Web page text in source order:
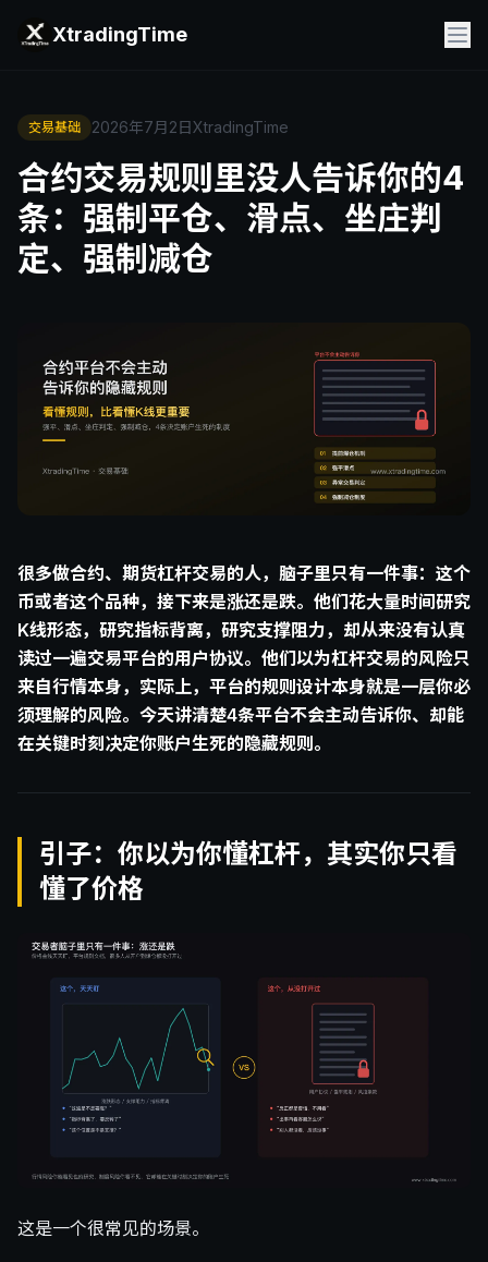
XtradingTime
交易基础 2026年7月2日XtradingTime
合约交易规则里没人告诉你的4
条：强制平仓、滑点、坐庄判
定、强制减仓
很多做合约、期货杠杆交易的人，脑子里只有一件事：这个
币或者这个品种，接下来是涨还是跌。他们花大量时间研究
K线形态，研究指标背离，研究支撑阻力，却从来没有认真
读过一遍交易平台的用户协议。他们以为杠杆交易的风险只
来自行情本身，实际上，平台的规则设计本身就是一层你必
须理解的风险。今天讲清楚4条平台不会主动告诉你、却能
在关键时刻决定你账户生死的隐藏规则。
引子：你以为你懂杠杆，其实你只看
懂了价格
这是一个很常见的场景。